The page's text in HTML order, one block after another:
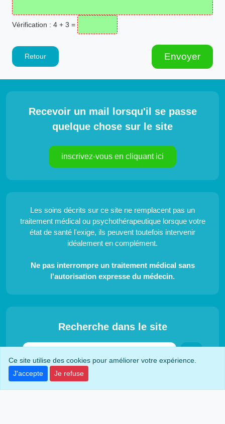
Ce site utilise des cookies pour améliorer votre expérience.
J'accepte
Je refuse
Vérification : 4 + 3 =
Retour Envoyer
Recevoir un mail lorsqu'il se passe
quelque chose sur le site
inscrivez-vous en cliquant ici
Les soins décrits sur ce site ne remplacent pas un
traitement médical ou psychothérapeutique lorsque votre
état de santé l'exige, ils peuvent toutefois intervenir
idéalement en complément.
Ne pas interrompre un traitement médical sans
l'autorisation expresse du médecin.
Recherche dans le site